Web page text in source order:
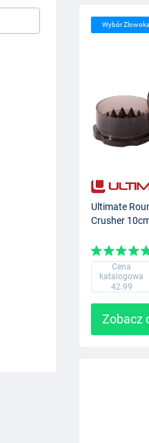
Wybór
Ultimate
Crusher
Cena
katalogowa
42.99
Zobacz